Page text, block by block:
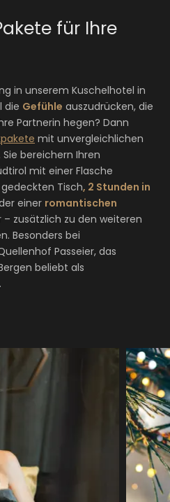
für Ihre
in unserem Kuschelhotel in
die Gefühle auszudrücken, die
Partnerin hegen? Dann
mit unvergleichlichen
bereichern Ihren
mit einer Flasche
Tisch, 2 Stunden in
einer romantischen
zusätzlich zu den weiteren
Besonders bei
Passeier, das
beliebt als
.